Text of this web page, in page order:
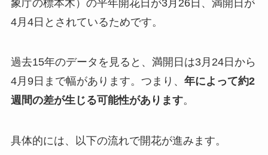
象庁の標本木）の平年開花日が3月26日、満開日が
4月4日とされているためです。
過去15年のデータを見ると、満開日は3月24日から
4月9日まで幅があります。つまり、 年によって約2
週間の差が生じる可能性があります。
具体的には、以下の流れで開花が進みます。